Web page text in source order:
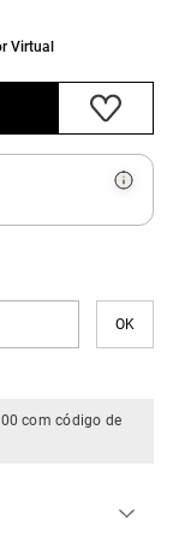
Virtual
com código de